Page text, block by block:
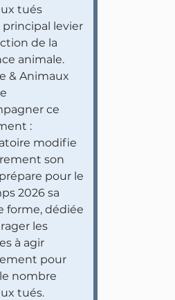
tués
levier
de la
animale.
& Animaux
ce
:
modifie
son
pour le
2026 sa
forme, dédiée
les
à agir
pour
nombre
tués.